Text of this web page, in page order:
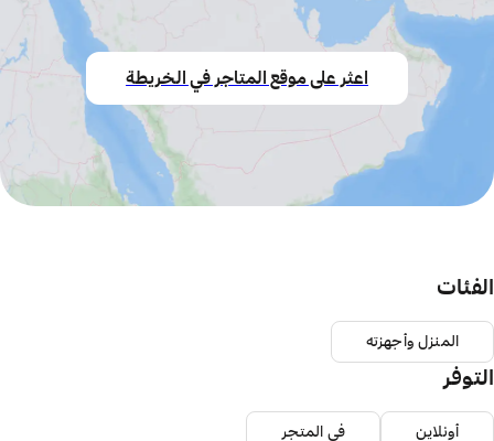
اعثر على موقع المتاجر في الخريطة
الفئات
المنزل وأجهزته
التوفر
أونلاين في المتجر